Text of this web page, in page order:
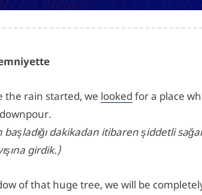
the rain started, we looked for a place
dakikadan itibaren şiddetli
girdik.)
of that huge tree, we will be